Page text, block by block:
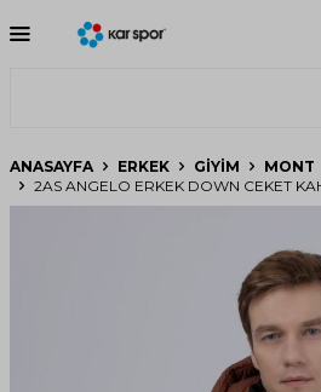
ANASAYFA ERKEK GIYIM
MONT
2AS ANGELO ERKEK DOWN CEKET